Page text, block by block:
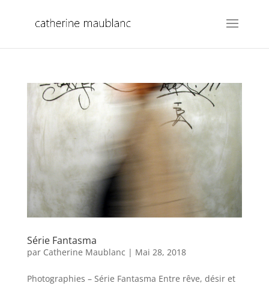
Série Fantasma
par Catherine Maublanc | Mai 28, 2018
Photographies – Série Fantasma Entre rêve, désir et